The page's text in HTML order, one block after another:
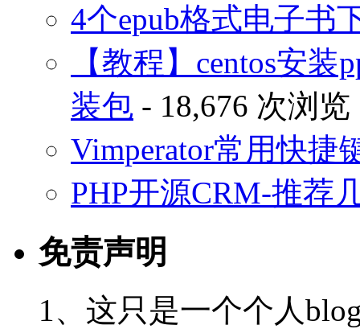
4个epub格式电子书
【教程】centos安
装包 - 18,676 次浏览
Vimperator常用快捷
PHP开源CRM-推荐
免责声明
1、这只是一个个人